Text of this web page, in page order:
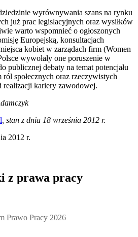
wyrównywania szans na rynku
już prac legislacyjnych oraz wysiłków
warto wspomnieć o ogłoszonych
Europejską, konsultacjach
kobiet w zarządach firm (Women
wywołały one poruszenie w
publicznej debaty na temat potencjału
społecznych oraz rzeczywistych
kariery zawodowej.
, stan z dnia 18 września 2012 r.
2012 r.
z prawa pracy
Pracy 2026, Kazimierz Jaśkowski -
Prawo Pracy 2026